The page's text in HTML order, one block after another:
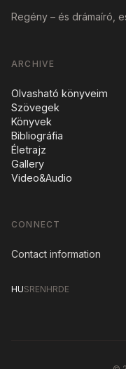
Regény – és drámaíró,
ARCHIVE
Olvasható könyveim
Szövegek
Könyvek
Bibliográfia
Életrajz
Gallery
Video&Audio
CONNECT
Contact information
HUSRENHRDE